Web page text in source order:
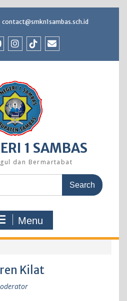
contact@smkn1sambas.sch.id
1 SAMBAS
dan Bermartabat
Menu
Kilat